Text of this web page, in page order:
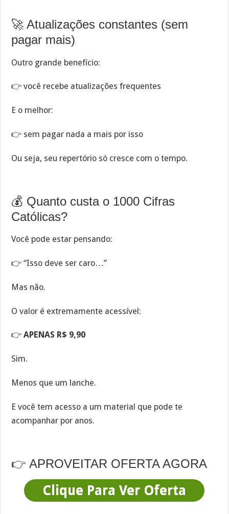
🚀 Atualizações constantes (sem
pagar mais)
Outro grande benefício:
👉 você recebe atualizações frequentes
E o melhor:
👉 sem pagar nada a mais por isso
Ou seja, seu repertório só cresce com o tempo.
💰 Quanto custa o 1000 Cifras
Católicas?
Você pode estar pensando:
👉 “Isso deve ser caro…”
Mas não.
O valor é extremamente acessível:
👉APENAS R$ 9,90
Sim.
Menos que um lanche.
E você tem acesso a um material que pode te
acompanhar por anos.
👉 APROVEITAR OFERTA AGORA
Clique Para Ver Oferta